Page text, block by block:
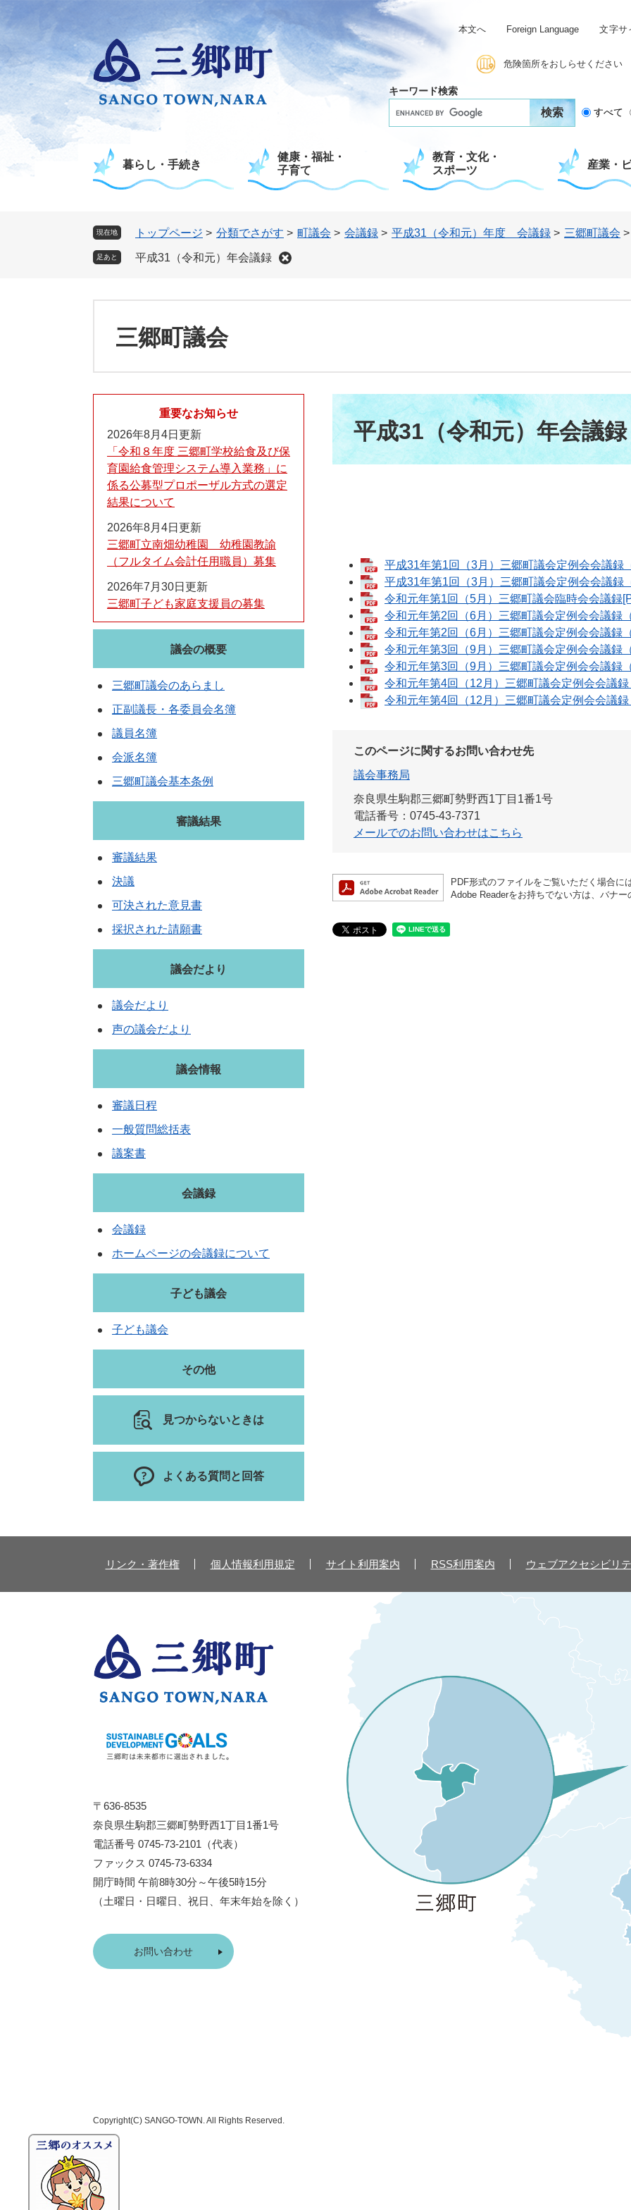
ー
の
先
で
ニ
ー
を
ば
本文へ Foreign Language 文字サ
危険箇所をおしらせください
キーワード検索
ム
検
すべて
暮らし・手続き
健康・福祉・
子育て
教育・文化・
スポーツ
産業・
現在地 トップページ > 分類でさがす > 町議会 > 会議録 > 平成31（令和元）年度 会議録 > 三郷町議会 >
足あと 平成31（令和元）年会議録
三郷町議会
文
平成31（令和元）年会議録
平成31年第1回（3月）三郷町議会定例会会議録
平成31年第1回（3月）三郷町議会定例会会議録
令和元年第1回（5月）三郷町議会臨時会会議録
令和元年第2回（6月）三郷町議会定例会会議録
令和元年第2回（6月）三郷町議会定例会会議録
令和元年第3回（9月）三郷町議会定例会会議録
令和元年第3回（9月）三郷町議会定例会会議録
令和元年第4回（12月）三郷町議会定例会会議
令和元年第4回（12月）三郷町議会定例会会議
このページに関するお問い合わせ先
議会事務局
奈良県生駒郡三郷町勢野西1丁目1番1号
電話番号：0745-43-7371
メールでのお問い合わせはこちら
PDF形式のファイルをご覧いただく場合に
Adobe Readerをお持ちでない方は、バナ
重要なお知らせ
2026年8月4日更新
「令和８年度 三郷町学校給食及び保
育園給食管理システム導入業務」に
係る公募型プロポーザル方式の選定
結果について
2026年8月4日更新
三郷町立南畑幼稚園 幼稚園教諭
（フルタイム会計任用職員）募集
2026年7月30日更新
三郷町子ども家庭支援員の募集
議会の概要
三郷町議会のあらまし
正副議長・各委員会名簿
議員名簿
会派名簿
三郷町議会基本条例
審議結果
審議結果
決議
可決された意見書
採択された請願書
議会だより
議会だより
声の議会だより
議会情報
審議日程
一般質問総括表
議案書
会議録
会議録
ホームページの会議録について
子ども議会
子ども議会
その他
見つからないときは
よくある質問と回答
リンク・著作権 個人情報利用規定 サイト利用案内 RSS利用案内 ウェブアクセシビリ
〒636-8535
奈良県生駒郡三郷町勢野西1丁目1番1号
電話番号 0745-73-2101（代表）
ファックス 0745-73-6334
開庁時間 午前8時30分～午後5時15分
（土曜日・日曜日、祝日、年末年始を除く）
お問い合わせ
Copyright(C) SANGO-TOWN. All Rights Reserved.